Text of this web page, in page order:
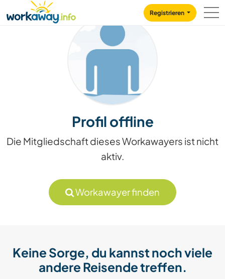
CONTENT
MAIN NAVIGATION
Registrieren
Profil offline
Die Mitgliedschaft dieses Workawayers ist nicht
aktiv.
Workawayer finden
Keine Sorge, du kannst noch viele
andere Reisende treffen.